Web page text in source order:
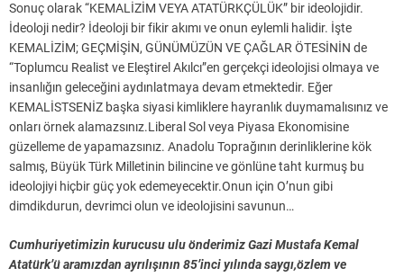
Sonuç olarak “KEMALİZİM VEYA ATATÜRKÇÜLÜK” bir ideolojidir.
İdeoloji nedir? İdeoloji bir fikir akımı ve onun eylemli halidir. İşte
KEMALİZİM; GEÇMİŞİN, GÜNÜMÜZÜN VE ÇAĞLAR ÖTESİNİN de
“Toplumcu Realist ve Eleştirel Akılcı”en gerçekçi ideolojisi olmaya ve
insanlığın geleceğini aydınlatmaya devam etmektedir. Eğer
KEMALİSTSENİZ başka siyasi kimliklere hayranlık duymamalısınız ve
onları örnek alamazsınız.Liberal Sol veya Piyasa Ekonomisine
güzelleme de yapamazsınız. Anadolu Toprağının derinliklerine kök
salmış, Büyük Türk Milletinin bilincine ve gönlüne taht kurmuş bu
ideolojiyi hiçbir güç yok edemeyecektir.Onun için O’nun gibi
dimdikdurun, devrimci olun ve ideolojisini savunun…
Cumhuriyetimizin kurucusu ulu önderimiz Gazi Mustafa Kemal
Atatürk’ü aramızdan ayrılışının 85’inci yılında saygı,özlem ve